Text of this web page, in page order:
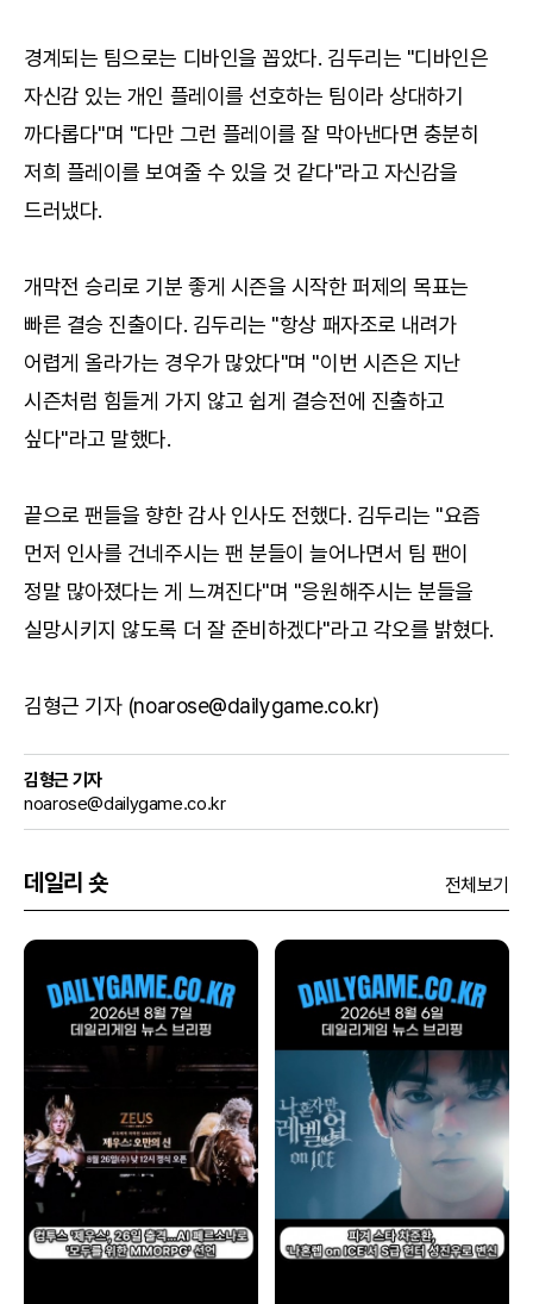
경계되는 팀으로는 디바인을 꼽았다. 김두리는 "디바인은
자신감 있는 개인 플레이를 선호하는 팀이라 상대하기
까다롭다"며 "다만 그런 플레이를 잘 막아낸다면 충분히
저희 플레이를 보여줄 수 있을 것 같다"라고 자신감을
드러냈다.
개막전 승리로 기분 좋게 시즌을 시작한 퍼제의 목표는
빠른 결승 진출이다. 김두리는 "항상 패자조로 내려가
어렵게 올라가는 경우가 많았다"며 "이번 시즌은 지난
시즌처럼 힘들게 가지 않고 쉽게 결승전에 진출하고
싶다"라고 말했다.
끝으로 팬들을 향한 감사 인사도 전했다. 김두리는 "요즘
먼저 인사를 건네주시는 팬 분들이 늘어나면서 팀 팬이
정말 많아졌다는 게 느껴진다"며 "응원해주시는 분들을
실망시키지 않도록 더 잘 준비하겠다"라고 각오를 밝혔다.
김형근 기자 (noarose@dailygame.co.kr)
김형근 기자
noarose@dailygame.co.kr
데일리 숏 전체보기